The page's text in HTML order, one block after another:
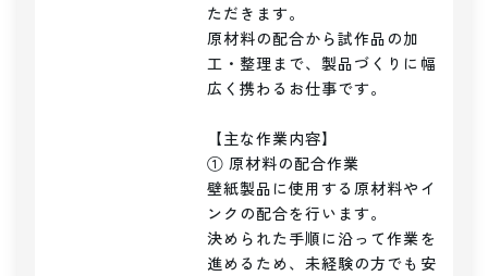
ただきます。
原材料の配合から試作品の加
工・整理まで、製品づくりに幅
広く携わるお仕事です。
【主な作業内容】
① 原材料の配合作業
壁紙製品に使用する原材料やイ
ンクの配合を行います。
決められた手順に沿って作業を
進めるため、未経験の方でも安